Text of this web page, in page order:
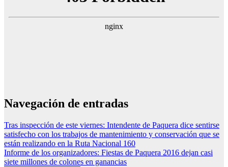
Navegación de entradas
Tras inspección de este viernes: Intendente de Paquera dice sentirse
satisfecho con los trabajos de mantenimiento y conservación que se
están realizando en la Ruta Nacional 160
Informe de los organizadores: Fiestas de Paquera 2016 dejan casi
siete millones de colones en ganancias